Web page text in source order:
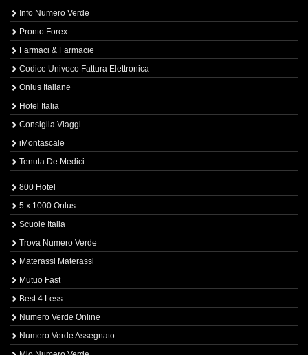
Info Numero Verde
Pronto Forex
Farmaci & Farmacie
Codice Univoco Fattura Elettronica
Onlus Italiane
Hotel Italia
Consiglia Viaggi
iMontascale
Tenuta De Medici
800 Hotel
5 x 1000 Onlus
Scuole Italia
Trova Numero Verde
Materassi Materassi
Mutuo Fast
Best 4 Less
Numero Verde Online
Numero Verde Assegnato